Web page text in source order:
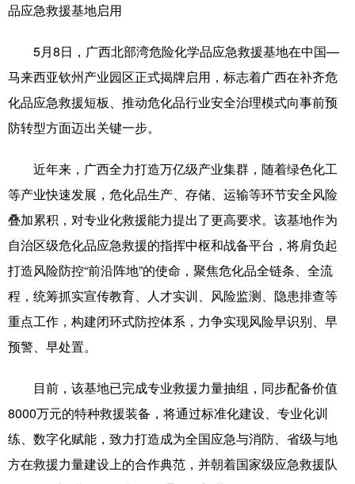
新华网导航
学习进行时 高层 时政 人事
国际 财经 网评 港澳
台湾 思客智库
健康 军事 访谈 视频
图片 中央文件 金融 汽车
食品 人居 信息化 乡村振兴
溯源中国 城市 旅游 能源
会展 彩票 娱乐 时尚
悦读
亚太网 上市公司 文化产业
地方频道
品应急救援基地启用
5月8日，广西北部湾危险化学品应急救援基地在中国—
马来西亚钦州产业园区正式揭牌启用，标志着广西在补齐危
化品应急救援短板、推动危化品行业安全治理模式向事前预
防转型方面迈出关键一步。
近年来，广西全力打造万亿级产业集群，随着绿色化工
等产业快速发展，危化品生产、存储、运输等环节安全风险
叠加累积，对专业化救援能力提出了更高要求。该基地作为
自治区级危化品应急救援的指挥中枢和战备平台，将肩负起
打造风险防控“前沿阵地”的使命，聚焦危化品全链条、全流
程，统筹抓实宣传教育、人才实训、风险监测、隐患排查等
重点工作，构建闭环式防控体系，力争实现风险早识别、早
预警、早处置。
目前，该基地已完成专业救援力量抽组，同步配备价值
8000万元的特种救援装备，将通过标准化建设、专业化训
练、数字化赋能，致力打造成为全国应急与消防、省级与地
方在救援力量建设上的合作典范，并朝着国家级应急救援队